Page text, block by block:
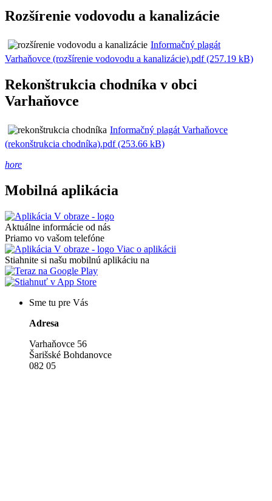
Rozšírenie vodovodu a kanalizácie
Informačný plagát
Varhaňovce (rozšírenie vodovodu a kanalizácie).pdf (257.19 kB)
Rekonštrukcia chodníka v obci
Varhaňovce
Informačný plagát Varhaňovce
(rekonštrukcia chodníka).pdf (253.66 kB)
hore
Mobilná aplikácia
Aktuálne informácie od nás
Priamo vo vašom telefóne
Viac o aplikácii
Stiahnite si našu mobilnú aplikáciu na
Sme tu pre Vás
Adresa
Varhaňovce 56
Šarišské Bohdanovce
082 05